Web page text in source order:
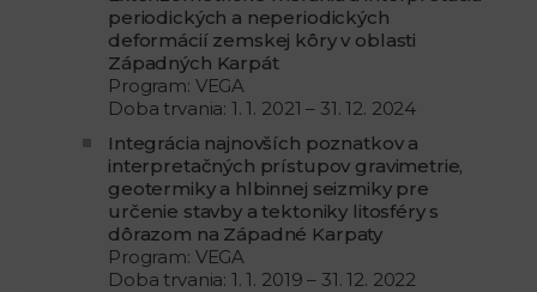
periodických a neperiodických
deformácií zemskej kôry v oblasti
Západných Karpát
Program: VEGA
Doba trvania: 1. 1. 2021 – 31. 12. 2024
Integrácia najnovších poznatkov a
interpretačných prístupov gravimetrie,
geotermiky a hlbinnej seizmiky pre
určenie stavby a tektoniky litosféry s
dôrazom na Západné Karpaty
Program: VEGA
Doba trvania: 1. 1. 2019 – 31. 12. 2022